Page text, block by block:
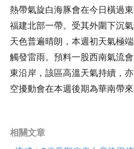
熱帶氣旋白海豚會在今日橫過
福建北部一帶。受其外圍下沉
天色普遍晴朗，本週初天氣極
觸發雷雨。預料一股西南氣流
東沿岸，該區高溫天氣持續，
空擾動會在本週後期為華南帶來
相關文章